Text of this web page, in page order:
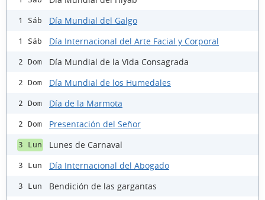
1 Sáb Día Mundial del Galgo
1 Sáb Día Internacional del Arte Facial y Corporal
2 Dom Día Mundial de la Vida Consagrada
2 Dom Día Mundial de los Humedales
2 Dom Día de la Marmota
2 Dom Presentación del Señor
3 Lun Lunes de Carnaval
3 Lun Día Internacional del Abogado
3 Lun Bendición de las gargantas